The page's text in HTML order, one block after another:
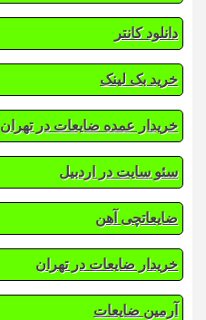
دانلود کانتر
خرید بک لینک
خریدار عمده ضایعات در تهران
سئو سایت در اردبیل
ضایعاتچی آهن
خریدار ضایعات در تهران
آرمین ضایعات